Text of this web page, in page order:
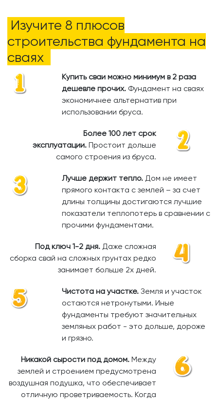
Изучите 8 плюсов
строительства фундамента на
сваях
Купить сваи можно минимум в 2 раза
дешевле прочих. Фундамент на сваях
экономичнее альтернатив при
использовании бруса.
Более 100 лет срок
эксплуатации. Простоит дольше
самого строения из бруса.
Лучше держит тепло. Дом не имеет
прямого контакта с землей – за счет
длины толщины достигаются лучшие
показатели теплопотерь в сравнении с
прочими фундаментами.
Под ключ 1-2 дня. Даже сложная
сборка свай на сложных грунтах редко
занимает больше 2х дней.
Чистота на участке. Земля и участок
остаются нетронутыми. Иные
фундаменты требуют значительных
земляных работ - это дольше, дороже
и грязно.
Никакой сырости под домом. Между
землей и строением предусмотрена
воздушная подушка, что обеспечивает
отличную проветриваемость. Когда